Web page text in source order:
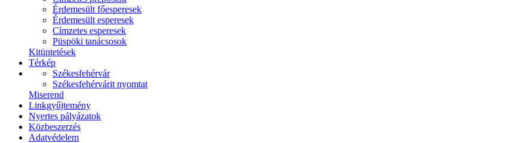
Érdemesült főesperesek
Érdemesült esperesek
Címzetes esperesek
Püspöki tanácsosok
Kitüntetések
Térkép
Székesfehérvár
Székesfehérvárit nyomtat
Miserend
Linkgyűjtemény
Nyertes pályázatok
Közbeszerzés
Adatvédelem